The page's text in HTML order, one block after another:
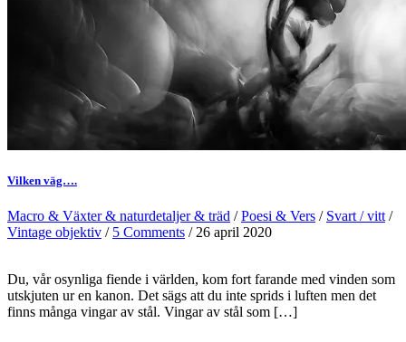
Vilken väg….
Macro & Växter & naturdetaljer & träd /Poesi & Vers / Svart / vitt /
Vintage objektiv / 5 Comments / 26 april 2020
Du, vår osynliga fiende i världen, kom fort farande med vinden som
utskjuten ur en kanon. Det sägs att du inte sprids i luften men det
finns många vingar av stål. Vingar av stål som […]